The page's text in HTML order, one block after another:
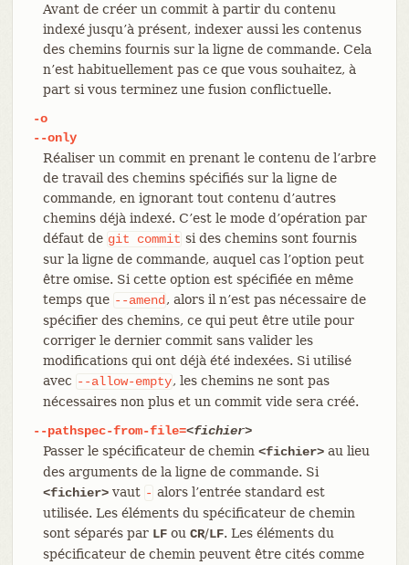
Avant de créer un commit à partir du contenu
indexé jusqu’à présent, indexer aussi les contenus
des chemins fournis sur la ligne de commande. Cela
n’est habituellement pas ce que vous souhaitez, à
part si vous terminez une fusion conflictuelle.
-o
--only
Réaliser un commit en prenant le contenu de l’arbre
de travail des chemins spécifiés sur la ligne de
commande, en ignorant tout contenu d’autres
chemins déjà indexé. C’est le mode d’opération par
défaut de git commit si des chemins sont fournis
sur la ligne de commande, auquel cas l’option peut
être omise. Si cette option est spécifiée en même
temps que --amend , alors il n’est pas nécessaire de
spécifier des chemins, ce qui peut être utile pour
corriger le dernier commit sans valider les
modifications qui ont déjà été indexées. Si utilisé
avec --allow-empty, les chemins ne sont pas
nécessaires non plus et un commit vide sera créé.
--pathspec-from-file=<fichier>
Passer le spécificateur de chemin <fichier>au lieu
des arguments de la ligne de commande. Si
<fichier>vaut - alors l’entrée standard est
utilisée. Les éléments du spécificateur de chemin
sont séparés par LFou CR/LF. Les éléments du
spécificateur de chemin peuvent être cités comme